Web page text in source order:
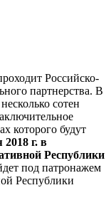
Российско-
партнерства. В
сотен
которого будут
2018 г. в
Республики
под патронажем
Республики